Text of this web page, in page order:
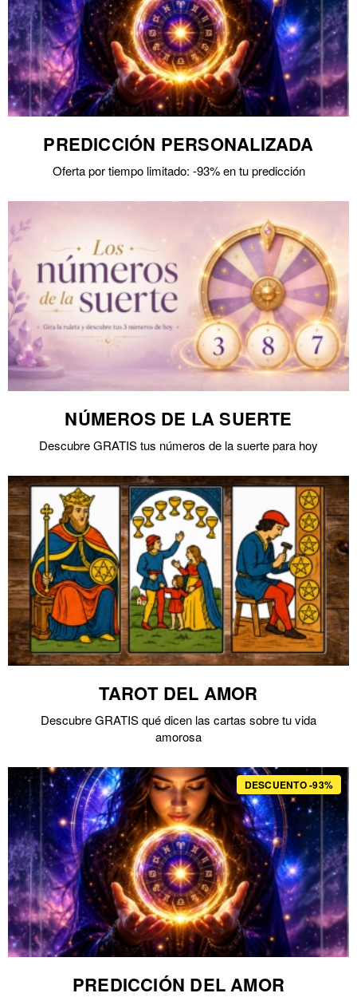
PREDICCIÓN PERSONALIZADA
Oferta por tiempo limitado: -93% en tu predicción
NÚMEROS DE LA SUERTE
Descubre GRATIS tus números de la suerte para hoy
TAROT DEL AMOR
Descubre GRATIS qué dicen las cartas sobre tu vida
amorosa
DESCUENTO -93%
PREDICCIÓN DEL AMOR